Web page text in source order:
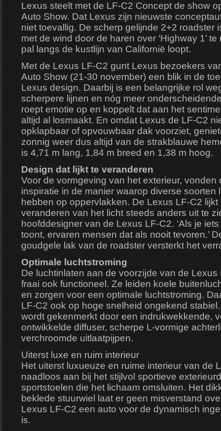
Lexus steelt met de LF-C2 Concept de show
Auto Show. Dat Lexus zijn nieuwste
niet toevallig. De scherp gelijnde 2+2 roadster
met de wind door de haren over ‘Highway 1’
pal langs de kustlijn van Californië loopt.
Met de Lexus LF-C2 gunt Lexus bezoekers
Auto Show (21-30 november) een blik in de
Lexus design. Daarbij is een belangrijke rol
scherpere lijnen en nóg meer
roept emotie op en koppelt dat aan het
altijd al losmaakt. En omdat Lexus de LF-C2
opklapbaar of opvouwbaar dak voorziet,
zonnig weer dus altijd van de strakblauwe
is 4,71 m lang, 1,84 m breed en 1,38 m hoog.
Design dat lijkt te veranderen
Voor de vormgeving van het exterieur, vonden
inspiratie in de manier waarop diverse soorten
hebben op oppervlakken. De Lexus LF-C2
veranderen van het licht steeds anders uit te
hoofddesigner van de Lexus LF-C2. ‘Als je
toont, ervaren mensen dat als nooit tevoren.’
goudgele lak van de roadster versterkt het
Optimale luchtstroming
De luchtinlaten aan de voorzijde van de
fraai ook functioneel. Ze leiden koele
en zorgen voor een optimale luchtstroming.
LF-C2 ook op hoge snelheid ongekend
wordt gekenmerkt door een indrukwekkende,
ontwikkelde diffuser, scherpe L-vormige
verchroomde uitlaatpijpen.
Uiterst luxe en ruim interieur
Het uiterst luxueuze en ruime interieur van de
naadloos aan bij het stijlvol sportieve
sportstoelen die het lichaam omsluiten. Het
beklede stuurwiel laat er geen misverstand
Lexus LF-C2 een auto voor de dynamisch
is.